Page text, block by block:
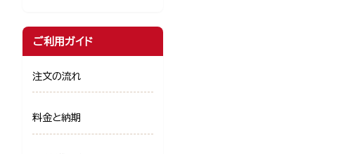
ご利用ガイド
注文の流れ
料金と納期